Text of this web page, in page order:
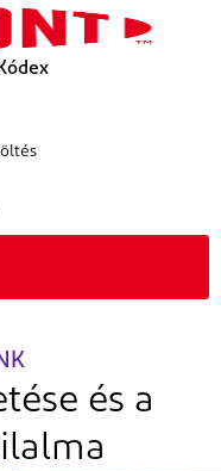
és a